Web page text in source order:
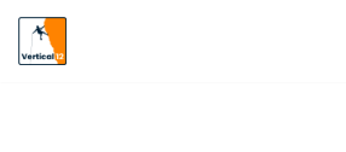
Aller